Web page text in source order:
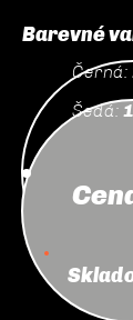
Barevné
Černá:
Šedá: